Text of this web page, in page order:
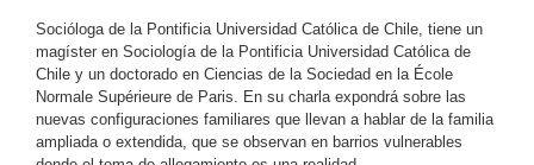
Socióloga de la Pontificia Universidad Católica de Chile, tiene un
magíster en Sociología de la Pontificia Universidad Católica de
Chile y un doctorado en Ciencias de la Sociedad en la École
Normale Supérieure de Paris. En su charla expondrá sobre las
nuevas configuraciones familiares que llevan a hablar de la familia
ampliada o extendida, que se observan en barrios vulnerables